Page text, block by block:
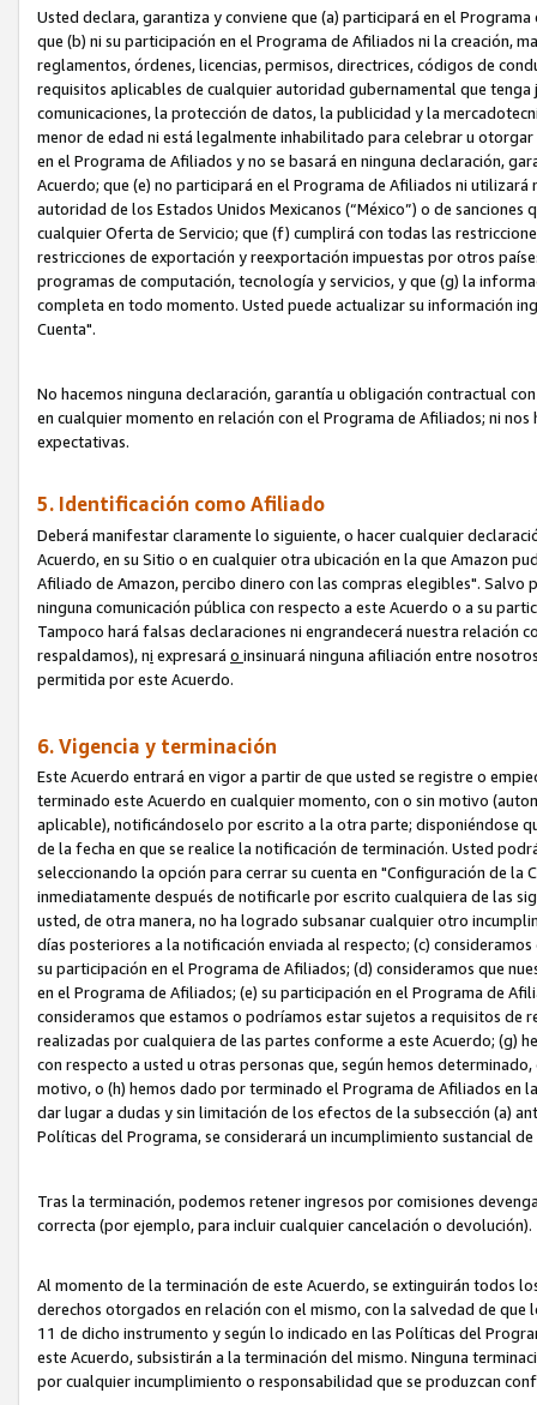
Usted declara, garantiza y conviene que (a) participará en el
que (b) ni su participación en el Programa de Afiliados ni la creación,
reglamentos, órdenes, licencias, permisos, directrices, códigos de
requisitos aplicables de cualquier autoridad gubernamental que
comunicaciones, la protección de datos, la publicidad y la
menor de edad ni está legalmente inhabilitado para celebrar u
en el Programa de Afiliados y no se basará en ninguna declaración,
Acuerdo; que (e) no participará en el Programa de Afiliados ni
autoridad de los Estados Unidos Mexicanos (“México”) o de
cualquier Oferta de Servicio; que (f) cumplirá con todas las
restricciones de exportación y reexportación impuestas por otros
programas de computación, tecnología y servicios, y que (g) la
completa en todo momento. Usted puede actualizar su información
Cuenta".
No hacemos ninguna declaración, garantía u obligación contractual
en cualquier momento en relación con el Programa de Afiliados; ni
expectativas.
5. Identificación como Afiliado
Deberá manifestar claramente lo siguiente, o hacer cualquier
Acuerdo, en su Sitio o en cualquier otra ubicación en la que Amazon
Afiliado de Amazon, percibo dinero con las compras elegibles". Salvo
ninguna comunicación pública con respecto a este Acuerdo o a su
Tampoco hará falsas declaraciones ni engrandecerá nuestra relación
respaldamos), ni expresará o insinuará ninguna afiliación entre
permitida por este Acuerdo.
6. Vigencia y terminación
Este Acuerdo entrará en vigor a partir de que usted se registre o
terminado este Acuerdo en cualquier momento, con o sin motivo
aplicable), notificándoselo por escrito a la otra parte; disponiéndose
de la fecha en que se realice la notificación de terminación. Usted
seleccionando la opción para cerrar su cuenta en "Configuración de
inmediatamente después de notificarle por escrito cualquiera de las
usted, de otra manera, no ha logrado subsanar cualquier otro
días posteriores a la notificación enviada al respecto; (c)
su participación en el Programa de Afiliados; (d) consideramos que
en el Programa de Afiliados; (e) su participación en el Programa de
consideramos que estamos o podríamos estar sujetos a requisitos de
realizadas por cualquiera de las partes conforme a este Acuerdo; (g)
con respecto a usted u otras personas que, según hemos
motivo, o (h) hemos dado por terminado el Programa de Afiliados en
dar lugar a dudas y sin limitación de los efectos de la subsección (a)
Políticas del Programa, se considerará un incumplimiento sustancial
Tras la terminación, podemos retener ingresos por comisiones
correcta (por ejemplo, para incluir cualquier cancelación o devolución).
Al momento de la terminación de este Acuerdo, se extinguirán todos
derechos otorgados en relación con el mismo, con la salvedad de
11 de dicho instrumento y según lo indicado en las Políticas del
este Acuerdo, subsistirán a la terminación del mismo. Ninguna
por cualquier incumplimiento o responsabilidad que se produzcan